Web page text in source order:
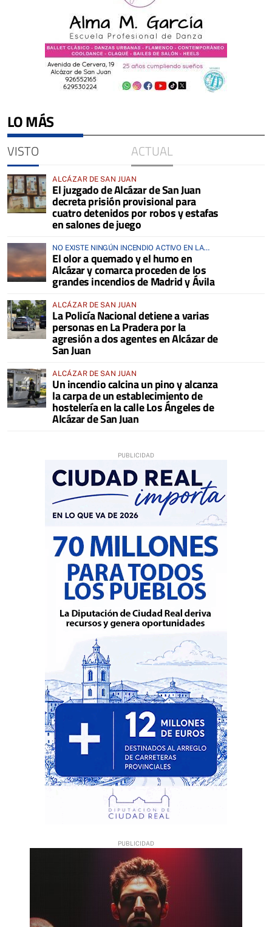
LO MÁS
VISTO ACTUAL
ALCÁZAR DE SAN JUAN
El juzgado de Alcázar de San Juan
decreta prisión provisional para
cuatro detenidos por robos y estafas
en salones de juego
NO EXISTE NINGÚN INCENDIO ACTIVO EN LA
COMARCA
El olor a quemado y el humo en
Alcázar y comarca proceden de los
grandes incendios de Madrid y Ávila
ALCÁZAR DE SAN JUAN
La Policía Nacional detiene a varias
personas en La Pradera por la
agresión a dos agentes en Alcázar de
San Juan
ALCÁZAR DE SAN JUAN
Un incendio calcina un pino y alcanza
la carpa de un establecimiento de
hostelería en la calle Los Ángeles de
Alcázar de San Juan